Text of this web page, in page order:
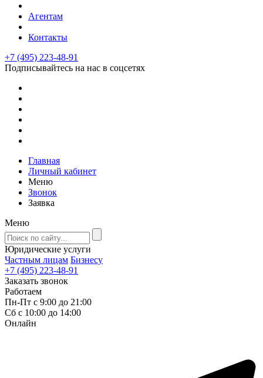
Агентам
Контакты
+7 (495) 223-48-91
Подписывайтесь на нас в соцсетях
Главная
Личный кабинет
Меню
Звонок
Заявка
Меню
Юридические услуги
Частным лицам Бизнесу
+7 (495) 223-48-91
Заказать звонок
Работаем
Пн-Пт с 9:00 до 21:00
Сб с 10:00 до 14:00
Онлайн